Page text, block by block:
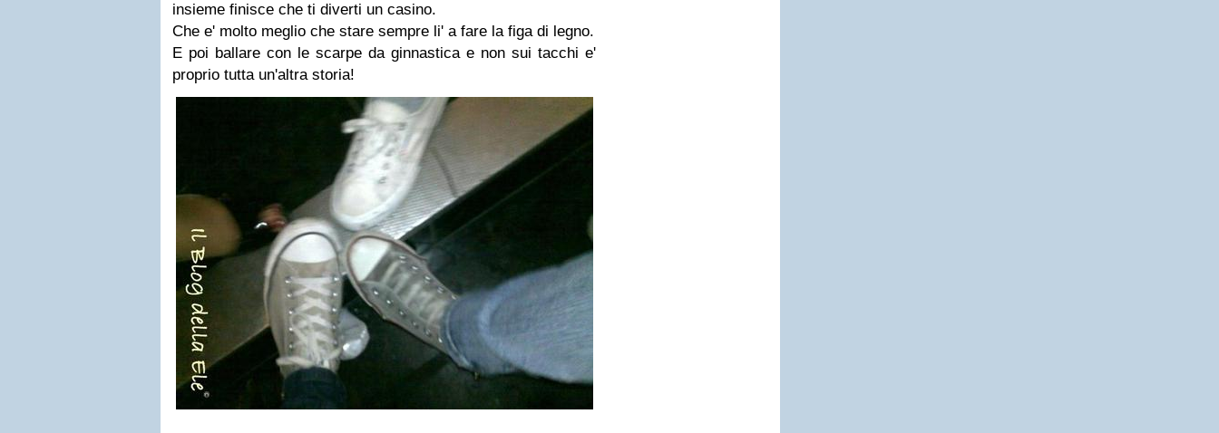
insieme finisce che ti diverti un casino.
Che e' molto meglio che stare sempre li' a fare la figa di legno.
E poi ballare con le scarpe da ginnastica e non sui tacchi e'
proprio tutta un'altra storia!